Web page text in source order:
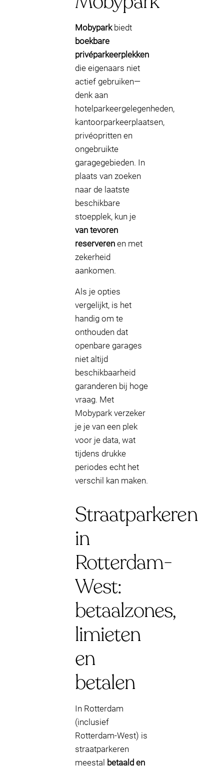
Mobyparkbiedt
boekbare
privéparkeerplekken
die eigenaars niet
actief gebruiken—
denk aan
hotelparkeergelegenheden,
kantoorparkeerplaatsen,
privéopritten en
ongebruikte
garagegebieden. In
plaats van zoeken
naar de laatste
beschikbare
stoepplek, kun je
van tevoren
reserveren en met
zekerheid
aankomen.
Als je opties
vergelijkt, is het
handig om te
onthouden dat
openbare garages
niet altijd
beschikbaarheid
garanderen bij hoge
vraag. Met
Mobypark verzeker
je je van een plek
voor je data, wat
tijdens drukke
periodes echt het
verschil kan maken.
Straatparkeren
in
Rotterdam-
West:
betaalzones,
limieten
en
betalen
In Rotterdam
(inclusief
Rotterdam-West) is
straatparkeren
meestal betaald en